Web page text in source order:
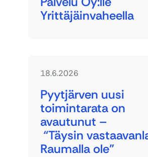
Yrittäjäinvaheella
Pyytjärven uusi
toimintarata on
avautunut –
“Täysin
Raumalla ole”
18.6.2026